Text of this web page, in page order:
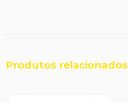
Produtos relacionados